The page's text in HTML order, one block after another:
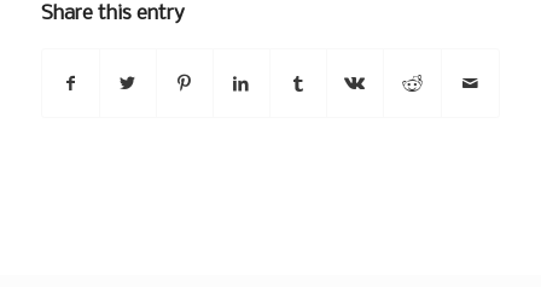
Share this entry